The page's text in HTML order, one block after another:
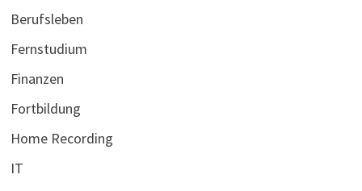
Berufsleben
Fernstudium
Finanzen
Fortbildung
Home Recording
IT